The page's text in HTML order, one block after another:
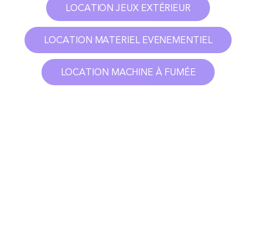
LOCATION JEUX EXTÉRIEUR
LOCATION MATERIEL EVENEMENTIEL
LOCATION MACHINE À FUMÉE